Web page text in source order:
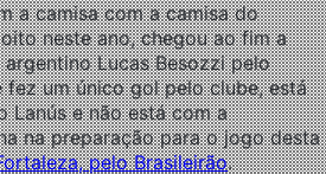
a camisa com a camisa do
neste ano, chegou ao fim a
Lucas Besozzi pelo
um único gol pelo clube, está
Lanús e não está com a
na preparação para o jogo desta
pelo Brasileirão.